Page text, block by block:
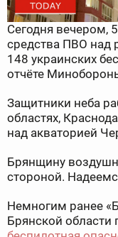
Сегодня вечером,
средства ПВО над
148 украинских
отчёте
Защитники неба
областях,
над акваторией
Брянщину
стороной.
Немногим ранее
Брянской области